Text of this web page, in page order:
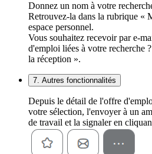
Donnez un nom à votre
Retrouvez-la dans la rubrique «
espace personnel.
Vous souhaitez recevoir par e-
d'emploi liées à votre recherche
la réception ».
7. Autres fonctionnalités
Depuis le détail de l'offre
votre sélection, l'envoyer à un
de travail et la signaler en